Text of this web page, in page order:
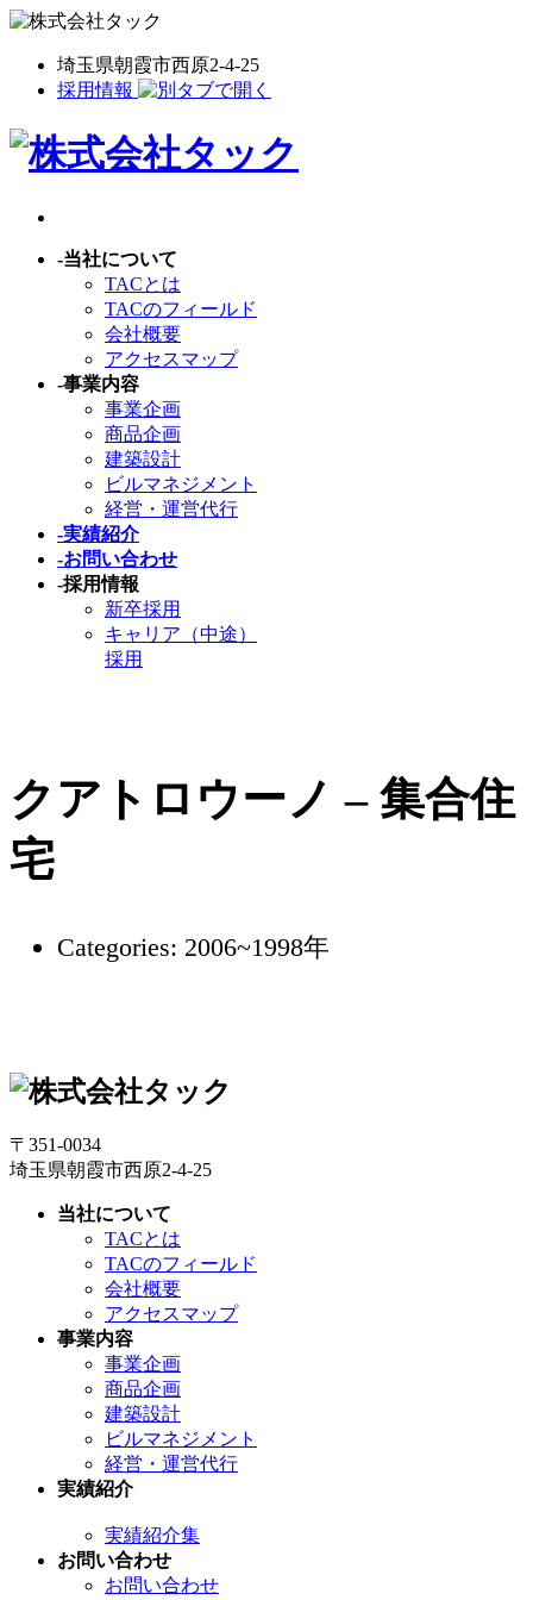
埼玉県朝霞市西原2-4-25
採用情報
-当社について
TACとは
TACのフィールド
会社概要
アクセスマップ
-事業内容
事業企画
商品企画
建築設計
ビルマネジメント
経営・運営代行
-実績紹介
-お問い合わせ
-採用情報
新卒採用
キャリア（中途）
採用
クアトロウーノ – 集合住
宅
Categories: 2006~1998年
〒351-0034
埼玉県朝霞市西原2-4-25
当社について
TACとは
TACのフィールド
会社概要
アクセスマップ
事業内容
事業企画
商品企画
建築設計
ビルマネジメント
経営・運営代行
実績紹介
実績紹介集
お問い合わせ
お問い合わせ